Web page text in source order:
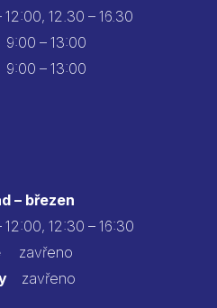
12:00, 12.30 – 16.30
– 13:00
9:00 – 13:00
– březen
12:30 – 16:30
zavřeno
zavřeno